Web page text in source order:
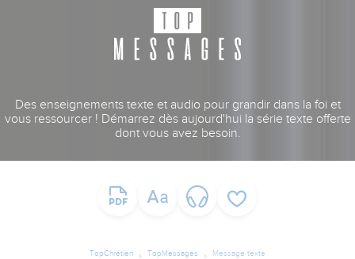
Des enseignements texte et audio pour grandir dans la foi et
vous ressourcer ! Démarrez dès aujourd'hui la série texte offerte
dont vous avez besoin.
TopChrétien TopMessages Message texte